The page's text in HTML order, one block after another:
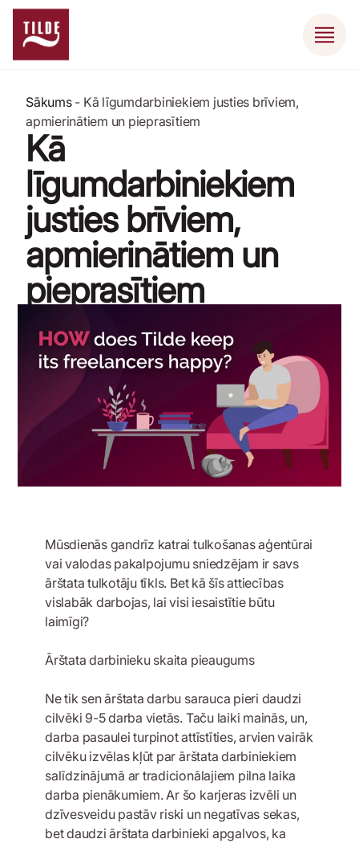
Sākums- Kā līgumdarbiniekiem justies brīviem,
apmierinātiem un pieprasītiem
Kā
līgumdarbiniekiem
justies brīviem,
apmierinātiem un
pieprasītiem
Mūsdienās gandrīz katrai tulkošanas aģentūrai
vai valodas pakalpojumu sniedzējam ir savs
ārštata tulkotāju tīkls. Bet kā šīs attiecības
vislabāk darbojas, lai visi iesaistītie būtu
laimīgi?
Ārštata darbinieku skaita pieaugums
Ne tik sen ārštata darbu sarauca pieri daudzi
cilvēki 9-5 darba vietās. Taču laiki mainās, un,
darba pasaulei turpinot attīstīties, arvien vairāk
cilvēku izvēlas kļūt par ārštata darbiniekiem
salīdzinājumā ar tradicionālajiem pilna laika
darba pienākumiem. Ar šo karjeras izvēli un
dzīvesveidu pastāv riski un negatīvas sekas,
bet daudzi ārštata darbinieki apgalvos, ka